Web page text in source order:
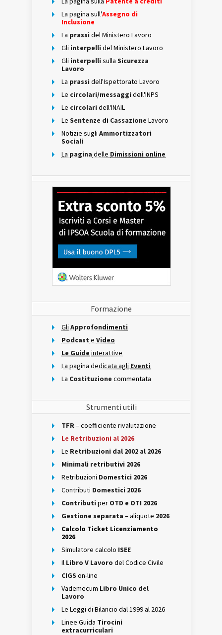
La pagina sull'Assegno di
Inclusione
La prassi del Ministero Lavoro
Gli interpelli del Ministero Lavoro
Gli interpelli sulla Sicurezza
Lavoro
La prassi dell'Ispettorato Lavoro
Le circolari/messaggi dell'INPS
Le circolari dell'INAIL
Le Sentenze di Cassazione Lavoro
Notizie sugli Ammortizzatori
Sociali
La pagina delle Dimissioni online
Formazione
Gli Approfondimenti
Podcast e Video
Le Guide interattive
La pagina dedicata agli Eventi
La Costituzione commentata
Strumenti utili
TFR– coefficiente rivalutazione
Le Retribuzioni al 2026
Le Retribuzioni dal 2002 al 2026
Minimali retributivi 2026
Retribuzioni Domestici 2026
Contributi Domestici 2026
Contributi per OTD e OTI 2026
Gestione separata – aliquote 2026
Calcolo Ticket Licenziamento
2026
Simulatore calcolo ISEE
Il Libro V Lavoro del Codice Civile
CIGS on-line
Vademecum Libro Unico del
Lavoro
Le Leggi di Bilancio dal 1999 al 2026
Linee Guida Tirocini
extracurriculari